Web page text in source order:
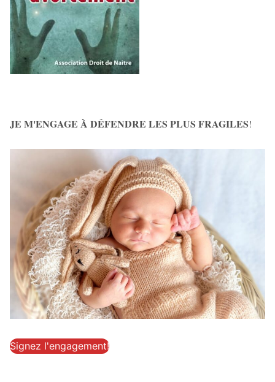
JE M'ENGAGE À DÉFENDRE LES PLUS FRAGILES!
Signez l'engagement!